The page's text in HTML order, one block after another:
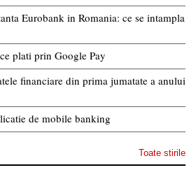
Eurobank in Romania: ce se intampla
plati prin Google Pay
financiare din prima jumatate a anului
de mobile banking
Toate stirile